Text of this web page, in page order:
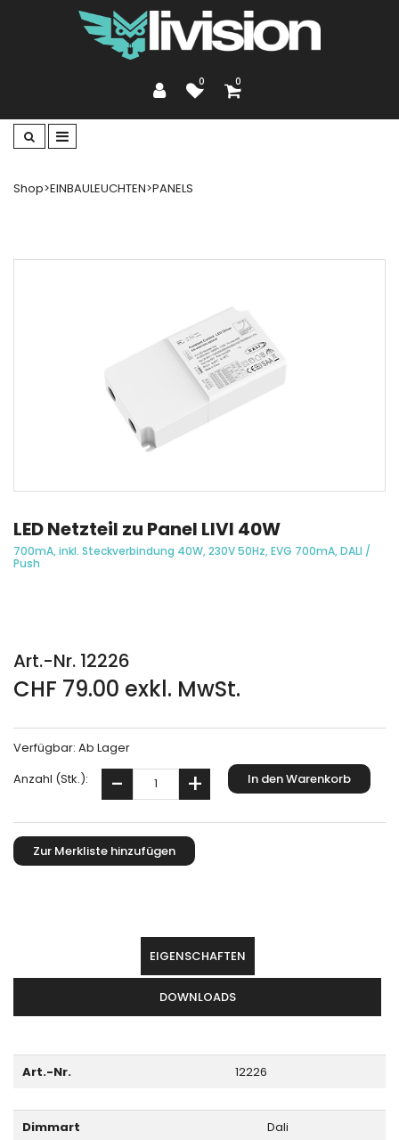
0 0
Shop>EINBAULEUCHTEN>PANELS
LED Netzteil zu Panel LIVI 40W
700mA, inkl. Steckverbindung 40W, 230V 50Hz, EVG 700mA, DALI /
Push
Art.-Nr. 12226
CHF 79.00 exkl. MwSt.
Verfügbar: Ab Lager
Anzahl (Stk.):
EIGENSCHAFTEN
DOWNLOADS
Art.-Nr. 12226
Dimmart Dali